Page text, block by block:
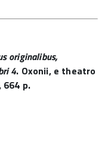
originalibus,
4. Oxonii, e theatro
664 p.